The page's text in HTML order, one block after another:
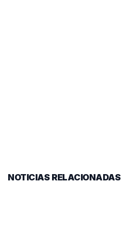
NOTICIAS RELACIONADAS